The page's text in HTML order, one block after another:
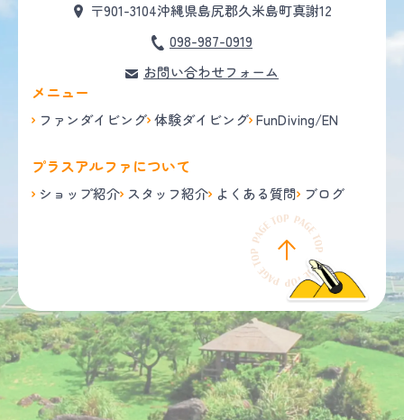
〒901-3104沖縄県島尻郡久米島町真謝12
098-987-0919
お問い合わせフォーム
メニュー
ファンダイビング 体験ダイビング FunDiving/EN
プラスアルファについて
ショップ紹介 スタッフ紹介 よくある質問 ブログ